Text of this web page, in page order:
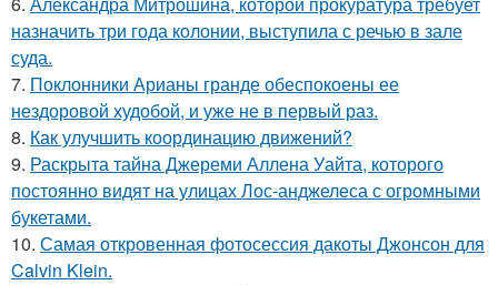
назначить три года колонии, выступила с речью в зале
суда.
7. Поклонники Арианы гранде обеспокоены ее
нездоровой худобой, и уже не в первый раз.
8. Как улучшить координацию движений?
9. Раскрыта тайна Джереми Аллена Уайта, которого
постоянно видят на улицах Лос-анджелеса с огромными
букетами.
10. Самая откровенная фотосессия дакоты Джонсон для
Calvin Klein.